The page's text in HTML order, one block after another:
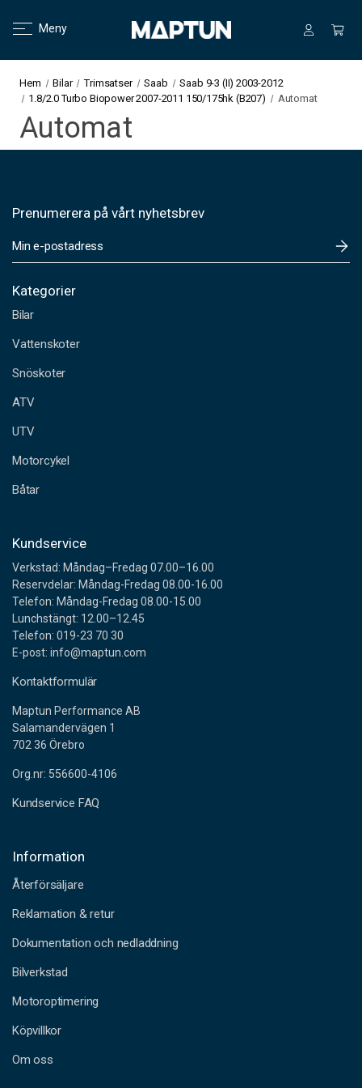
Meny
Hem Bilar Trimsatser Saab
Saab 9-3 (II) 2003-2012
1.8/2.0 Turbo Biopower 2007-2011 150/175hk (B207)
Automat
Automat
Prenumerera på vårt nyhetsbrev
-
o
t
a
r
s
s
Kategorier
Bilar
Vattenskoter
Snöskoter
ATV
UTV
Motorcykel
Båtar
Kundservice
Verkstad: Måndag–Fredag 07.00–16.00
Reservdelar: Måndag-Fredag 08.00-16.00
Telefon: Måndag-Fredag 08.00-15.00
Lunchstängt: 12.00–12.45
Telefon: 019-23 70 30
E-post: info@maptun.com
Kontaktformulär
Maptun Performance AB
Salamandervägen 1
702 36 Örebro
Org.nr: 556600-4106
Kundservice FAQ
Information
Återförsäljare
Reklamation & retur
Dokumentation och nedladdning
Bilverkstad
Motoroptimering
Köpvillkor
Om oss